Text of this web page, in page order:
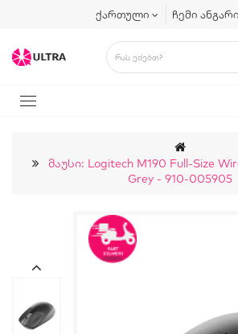
ქართული ჩემი
Მაუსი: Logitech M190 Full-Size
Grey - 910-005905